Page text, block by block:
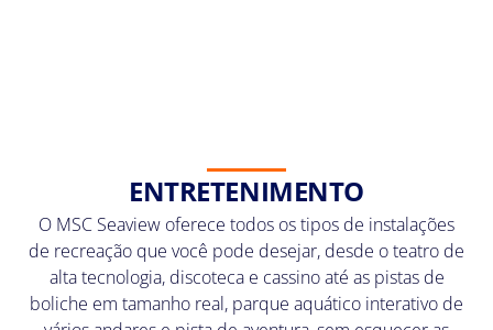
ENTRETENIMENTO
O MSC Seaview oferece todos os tipos de instalações
de recreação que você pode desejar, desde o teatro de
alta tecnologia, discoteca e cassino até as pistas de
boliche em tamanho real, parque aquático interativo de